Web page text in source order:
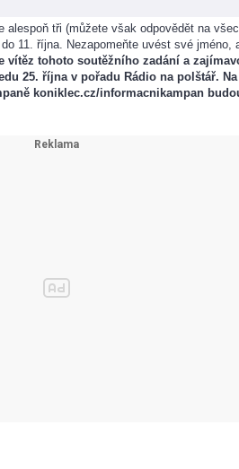
alespoň tři (můžete však odpovědět na
11. října. Nezapomeňte uvést své jméno,
vítěz tohoto soutěžního zadání a
25. října v pořadu Rádio na polštář.
koniklec.cz/informacnikampan